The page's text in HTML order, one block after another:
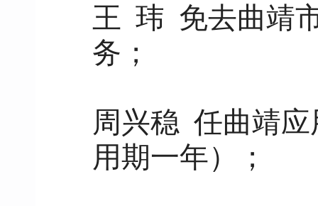
王 玮 免去曲靖
务；
周兴稳 任曲靖
用期一年）；